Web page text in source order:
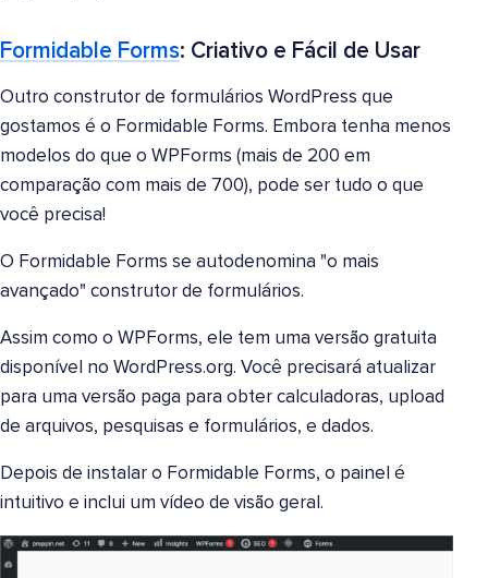
Formidable Forms: Criativo e Fácil de Usar
Outro construtor de formulários WordPress que
gostamos é o Formidable Forms. Embora tenha menos
modelos do que o WPForms (mais de 200 em
comparação com mais de 700), pode ser tudo o que
você precisa!
O Formidable Forms se autodenomina "o mais
avançado" construtor de formulários.
Assim como o WPForms, ele tem uma versão gratuita
disponível no WordPress.org. Você precisará atualizar
para uma versão paga para obter calculadoras, upload
de arquivos, pesquisas e formulários, e dados.
Depois de instalar o Formidable Forms, o painel é
intuitivo e inclui um vídeo de visão geral.